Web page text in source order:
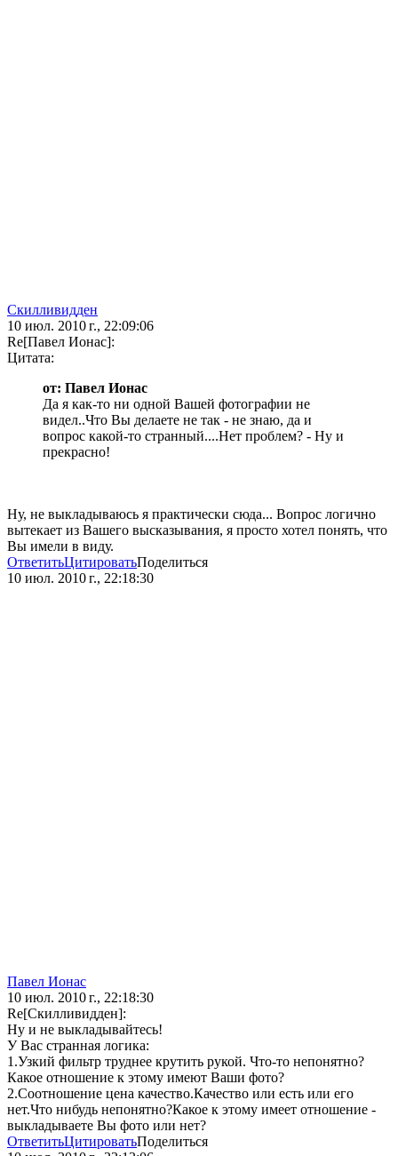
Скилливидден
10 июл. 2010 г., 22:09:06
Re[Павел Ионас]:
Цитата:
от: Павел Ионас
Да я как-то ни одной Вашей фотографии не
видел..Что Вы делаете не так - не знаю, да и
вопрос какой-то странный....Нет проблем? - Ну и
прекрасно!
Ну, не выкладываюсь я практически сюда... Вопрос логично
вытекает из Вашего высказывания, я просто хотел понять, что
Вы имели в виду.
ОтветитьЦитироватьПоделиться
10 июл. 2010 г., 22:18:30
Павел Ионас
10 июл. 2010 г., 22:18:30
Re[Скилливидден]:
Ну и не выкладывайтесь!
У Вас странная логика:
1.Узкий фильтр труднее крутить рукой. Что-то непонятно?
Какое отношение к этому имеют Ваши фото?
2.Соотношение цена качество.Качество или есть или его
нет.Что нибудь непонятно?Какое к этому имеет отношение -
выкладываете Вы фото или нет?
ОтветитьЦитироватьПоделиться